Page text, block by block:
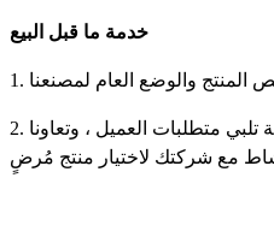
خدمة ما قبل البيع
2. للحلول التقنية ، أرسل الكوادر الفنية المتخصصة ورجال الأعمال لإجراء التبادل الفني والإفصاح عن الأعمال. من خلال المناقشات المتكررة ، توصل الطرفان أخيرًا إلى خطة تلبي متطلبات العميل ، وتعاونا